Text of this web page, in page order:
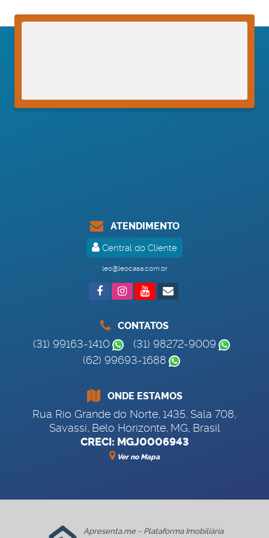
ATENDIMENTO
Central do Cliente
leo@leocasa.com.br
CONTATOS
(31) 99163-1410
(31) 98272-9009
(62) 99693-1688
ONDE ESTAMOS
Rua Rio Grande do Norte, 1435, Sala 708,
Savassi, Belo Horizonte, MG, Brasil
CRECI: MGJ0006943
Ver no Mapa
Apresenta.me ~ Plataforma Imobiliária